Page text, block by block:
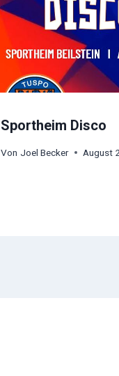
Sportheim Disco
Von Joel Becker August